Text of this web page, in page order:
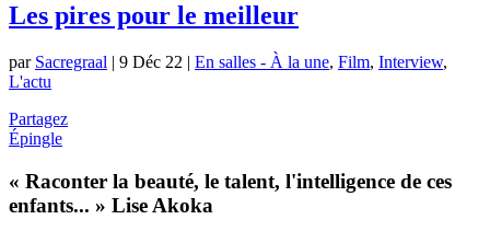
Les pires pour le meilleur
par Sacregraal | 9 Déc 22 | En salles - À la une, Film, Interview,
L'actu
Partagez
Épingle
« Raconter la beauté, le talent, l'intelligence de ces
enfants... » Lise Akoka